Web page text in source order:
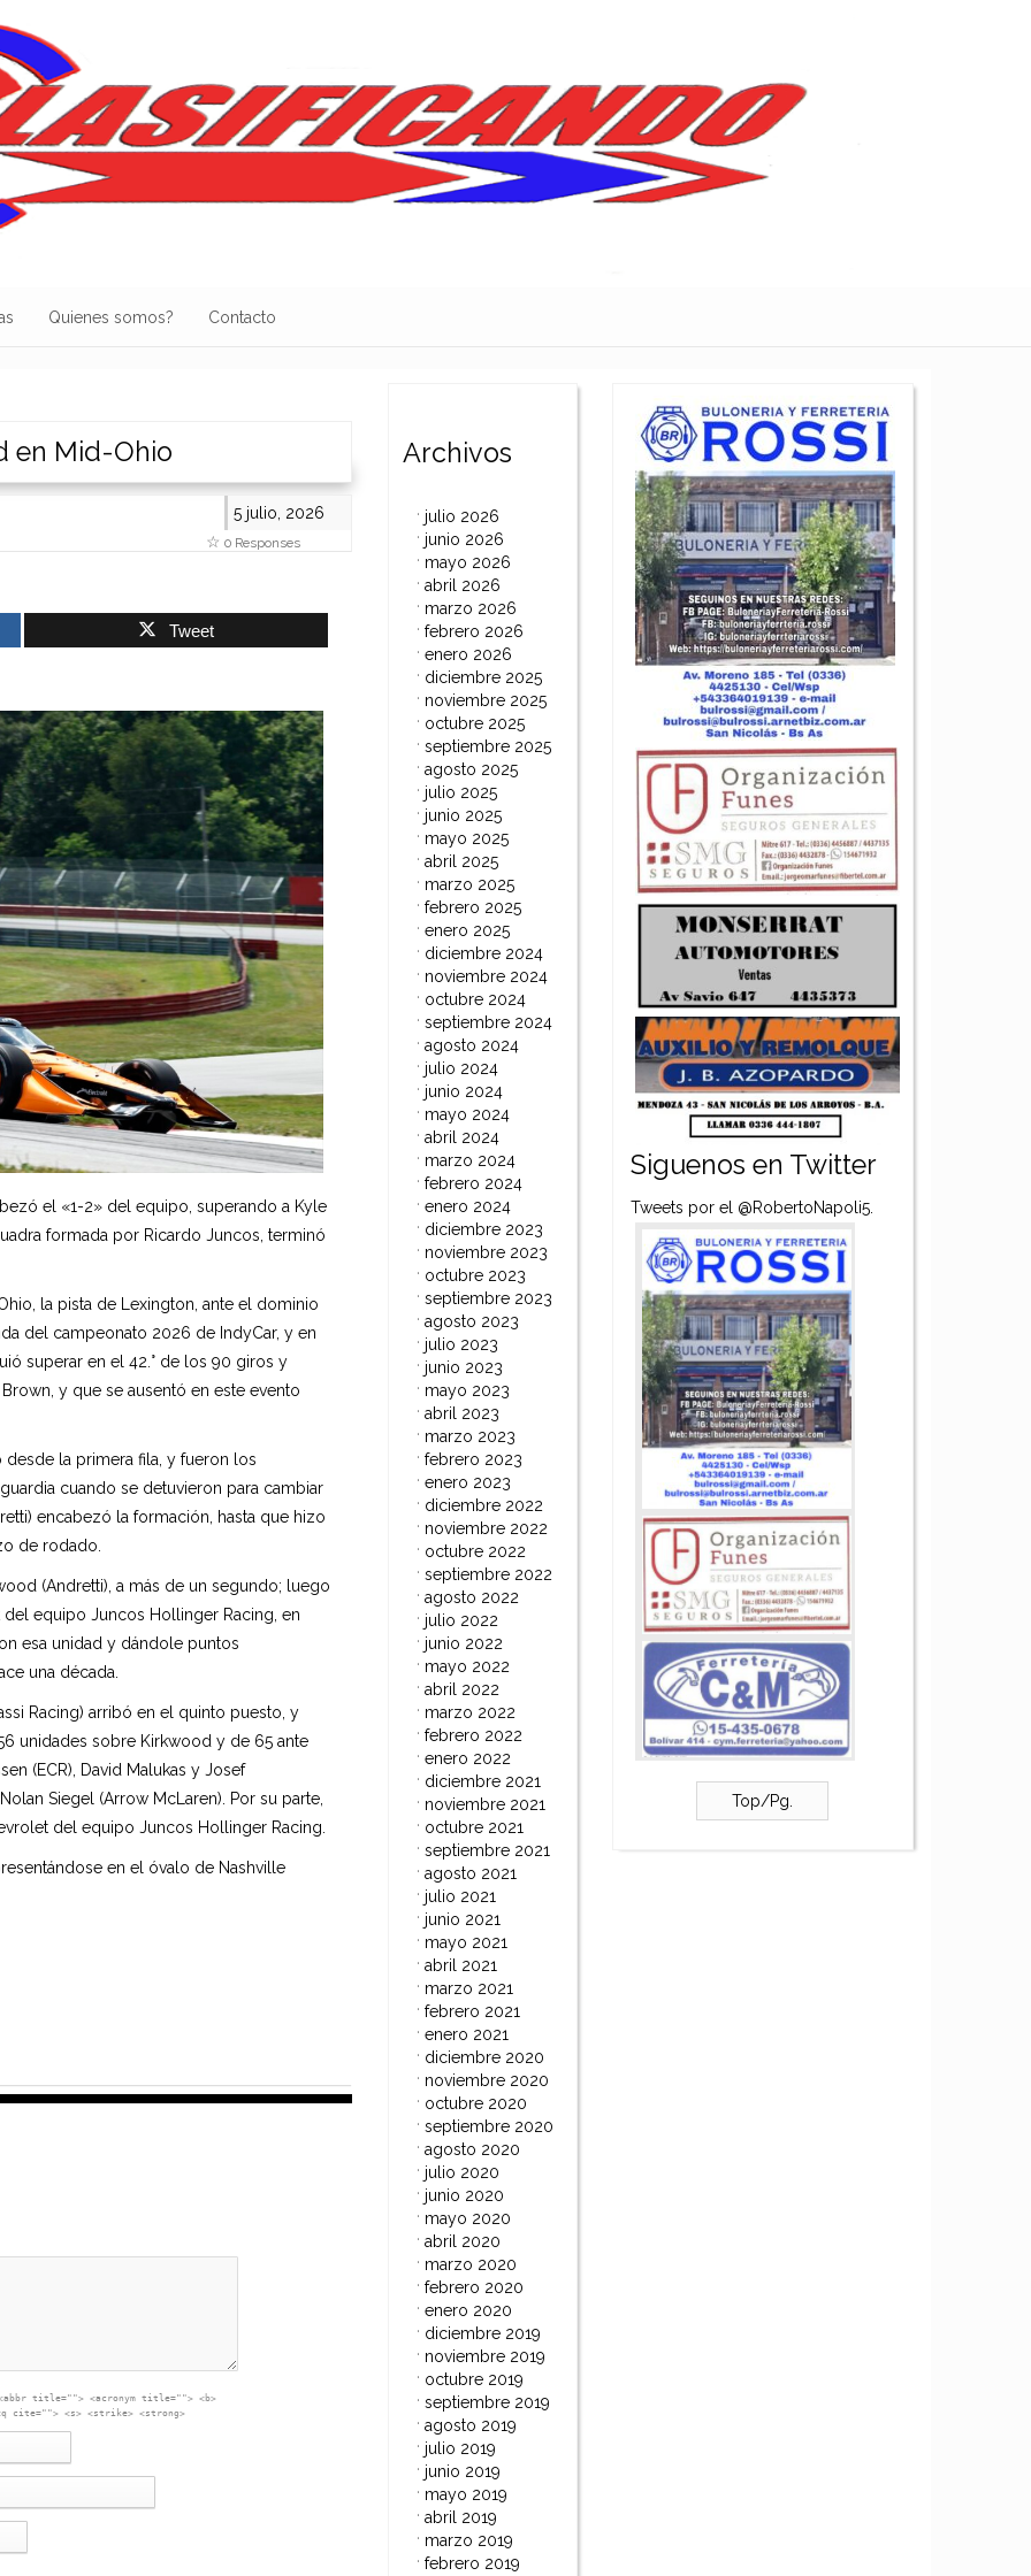
Quienes somos? Contacto
en Mid-Ohio
5 julio, 2026
0 Responses
Tweet
el «1-2» del equipo, superando a Kyle
formada por Ricardo Juncos, terminó
la pista de Lexington, ante el dominio
del campeonato 2026 de IndyCar, y en
superar en el 42.° de los 90 giros y
y que se ausentó en este evento
la primera fila, y fueron los
cuando se detuvieron para cambiar
encabezó la formación, hasta que hizo
de rodado.
(Andretti), a más de un segundo; luego
equipo Juncos Hollinger Racing, en
esa unidad y dándole puntos
una década.
Racing) arribó en el quinto puesto, y
unidades sobre Kirkwood y de 65 ante
(ECR), David Malukas y Josef
Siegel (Arrow McLaren). Por su parte,
del equipo Juncos Hollinger Racing.
en el óvalo de Nashville
title=""> <acronym title=""> <b>
cite=""> <s> <strike> <strong>
Archivos
julio 2026
junio 2026
mayo 2026
abril 2026
marzo 2026
febrero 2026
enero 2026
diciembre 2025
noviembre 2025
octubre 2025
septiembre 2025
agosto 2025
julio 2025
junio 2025
mayo 2025
abril 2025
marzo 2025
febrero 2025
enero 2025
diciembre 2024
noviembre 2024
octubre 2024
septiembre 2024
agosto 2024
julio 2024
junio 2024
mayo 2024
abril 2024
marzo 2024
febrero 2024
enero 2024
diciembre 2023
noviembre 2023
octubre 2023
septiembre 2023
agosto 2023
julio 2023
junio 2023
mayo 2023
abril 2023
marzo 2023
febrero 2023
enero 2023
diciembre 2022
noviembre 2022
octubre 2022
septiembre 2022
agosto 2022
julio 2022
junio 2022
mayo 2022
abril 2022
marzo 2022
febrero 2022
enero 2022
diciembre 2021
noviembre 2021
octubre 2021
septiembre 2021
agosto 2021
julio 2021
junio 2021
mayo 2021
abril 2021
marzo 2021
febrero 2021
enero 2021
diciembre 2020
noviembre 2020
octubre 2020
septiembre 2020
agosto 2020
julio 2020
junio 2020
mayo 2020
abril 2020
marzo 2020
febrero 2020
enero 2020
diciembre 2019
noviembre 2019
octubre 2019
septiembre 2019
agosto 2019
julio 2019
junio 2019
mayo 2019
abril 2019
marzo 2019
febrero 2019
Siguenos en Twitter
Tweets por el @RobertoNapoli5.
Top/Pg.